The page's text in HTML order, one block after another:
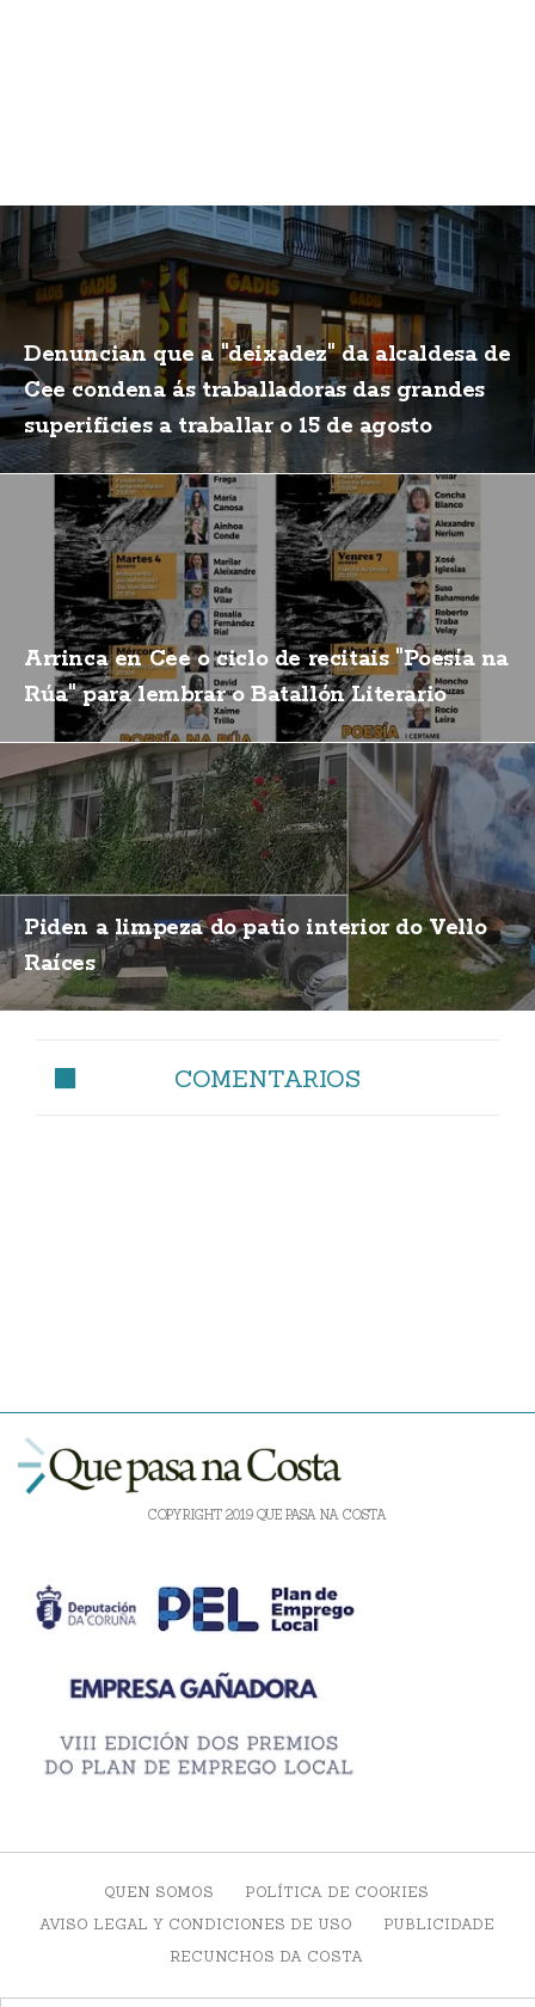
Denuncian que a "deixadez" da alcaldesa de
Cee condena ás traballadoras das grandes
superificies a traballar o 15 de agosto
Arrinca en Cee o ciclo de recitais "Poesía na
Rúa" para lembrar o Batallón Literario
Piden a limpeza do patio interior do Vello
Raíces
COMENTARIOS
COPYRIGHT 2019 QUE PASA NA COSTA
QUEN SOMOS
POLÍTICA DE COOKIES
AVISO LEGAL Y CONDICIONES DE USO
PUBLICIDADE
RECUNCHOS DA COSTA